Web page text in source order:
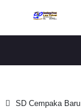
SD Cempaka Baru